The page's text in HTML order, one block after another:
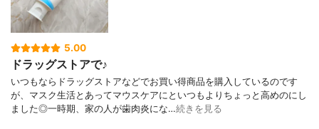
5.00
ドラッグストアで♪
いつもならドラッグストアなどでお買い得商品を購入しているのです
が、マスク生活とあってマウスケアにといつもよりちょっと高めのにし
ました◎一時期、家の人が歯肉炎にな…続きを見る